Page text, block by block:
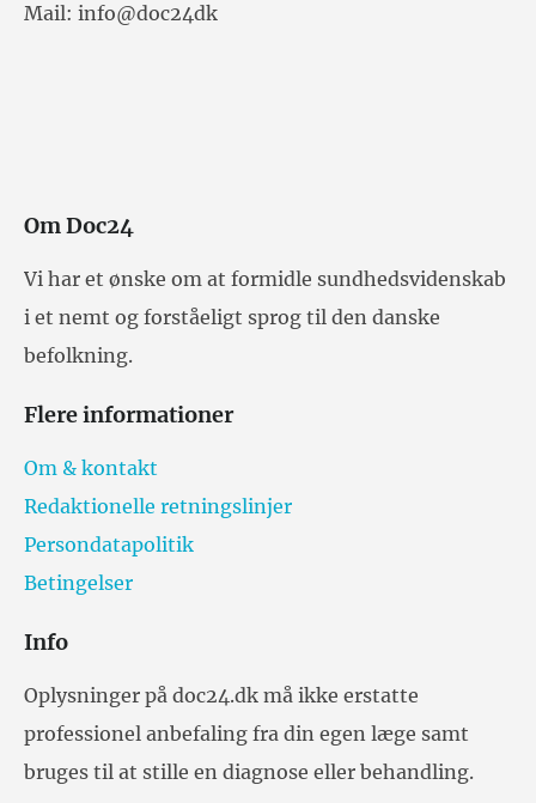
Mail: info@doc24dk
Om Doc24
Vi har et ønske om at formidle sundhedsvidenskab
i et nemt og forståeligt sprog til den danske
befolkning.
Flere informationer
Om & kontakt
Redaktionelle retningslinjer
Persondatapolitik
Betingelser
Info
Oplysninger på doc24.dk må ikke erstatte
professionel anbefaling fra din egen læge samt
bruges til at stille en diagnose eller behandling.